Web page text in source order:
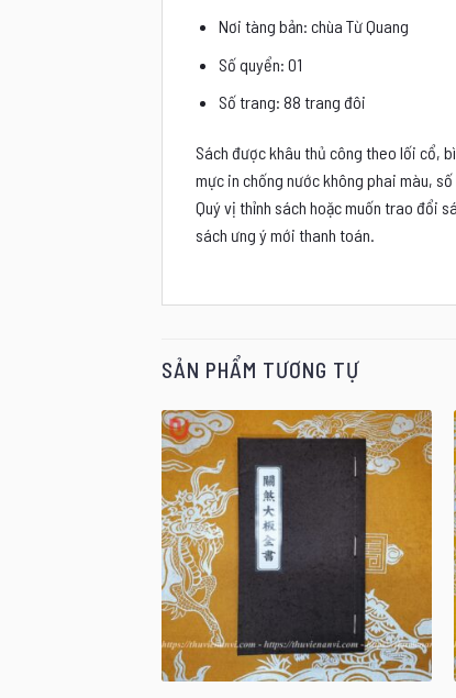
Nơi tàng bản: chùa Từ Quang
Số quyển: 01
Số trang: 88 trang đôi
Sách được khâu thủ công theo lối cổ,
mực in chống nước không phai màu,
Quý vị thỉnh sách hoặc muốn trao đổi
sách ưng ý mới thanh toán.
SẢN PHẨM TƯƠNG TỰ